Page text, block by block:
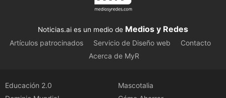
Noticias.ai es un medio de Medios y Redes
Artículos patrocinados Servicio de Diseño web
Contacto
Acerca de MyR
Educación 2.0
Mascotalia